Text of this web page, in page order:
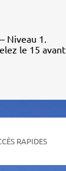
Niveau 1.
le 15 avant
RAPIDES